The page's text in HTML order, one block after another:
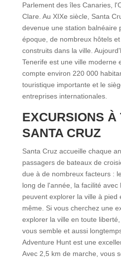
Parlement des îles Canaries,
Clare. Au XIXe siècle, Santa
devenue une station balnéaire
époque, de nombreux hôtels
construits dans la ville.
Tenerife est une ville moderne
compte environ 220 000
touristique importante et le
entreprises internationales.
EXCURSIONS À
SANTA CRUZ
Santa Cruz accueille chaque
passagers de bateaux de
due à de nombreux facteurs :
long de l'année, la facilité avec
peuvent explorer la ville à pied
même. Si vous cherchez une
explorer la ville en toute
vous semble et aussi
Adventure Hunt est une
Avec 2,5 km de marche, vous